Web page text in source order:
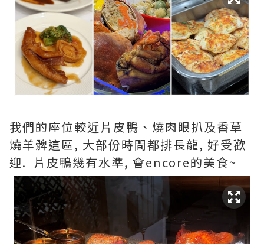
我們的座位較近片皮鴨、燒肉眼扒及香草
燒羊髀這區, 大部份時間都排長龍, 好受歡
迎. 片皮鴨幾有水準, 會encore的美食~